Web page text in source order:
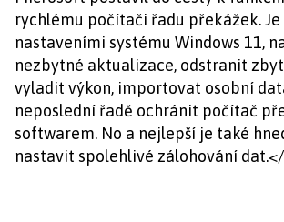
rychlému počítači řadu překážek.
nastaveními systému Windows 11,
nezbytné aktualizace, odstranit
vyladit výkon, importovat osobní
neposlední řadě ochránit počítač
softwarem. No a nejlepší je také
nastavit spolehlivé zálohování